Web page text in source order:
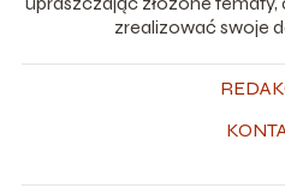
zrealizować swoje